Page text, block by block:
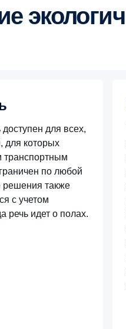
для всех,
для которых
транспортным
по любой
решения также
с учетом
речь идет о полах.